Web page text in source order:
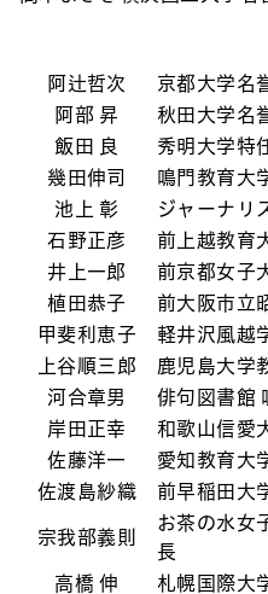
阿辻哲次
京都大学名
阿部 昇
秋田大学名
飯田 良
秀明大学特
幾田伸司
鳴門教育大
池上 彰
ジャーナリ
石野正彦
前上越教育
井上一郎
前京都女子
植田恭子
前大阪市立
甲斐利恵子
軽井沢風越
上谷順三郎
鹿児島大学
河合章男
俳句図書館
岸田正幸
和歌山信愛
佐藤洋一
愛知教育大
佐渡島紗織
前早稲田大
宗我部義則
お茶の水女
長
高橋 伸
札幌国際大